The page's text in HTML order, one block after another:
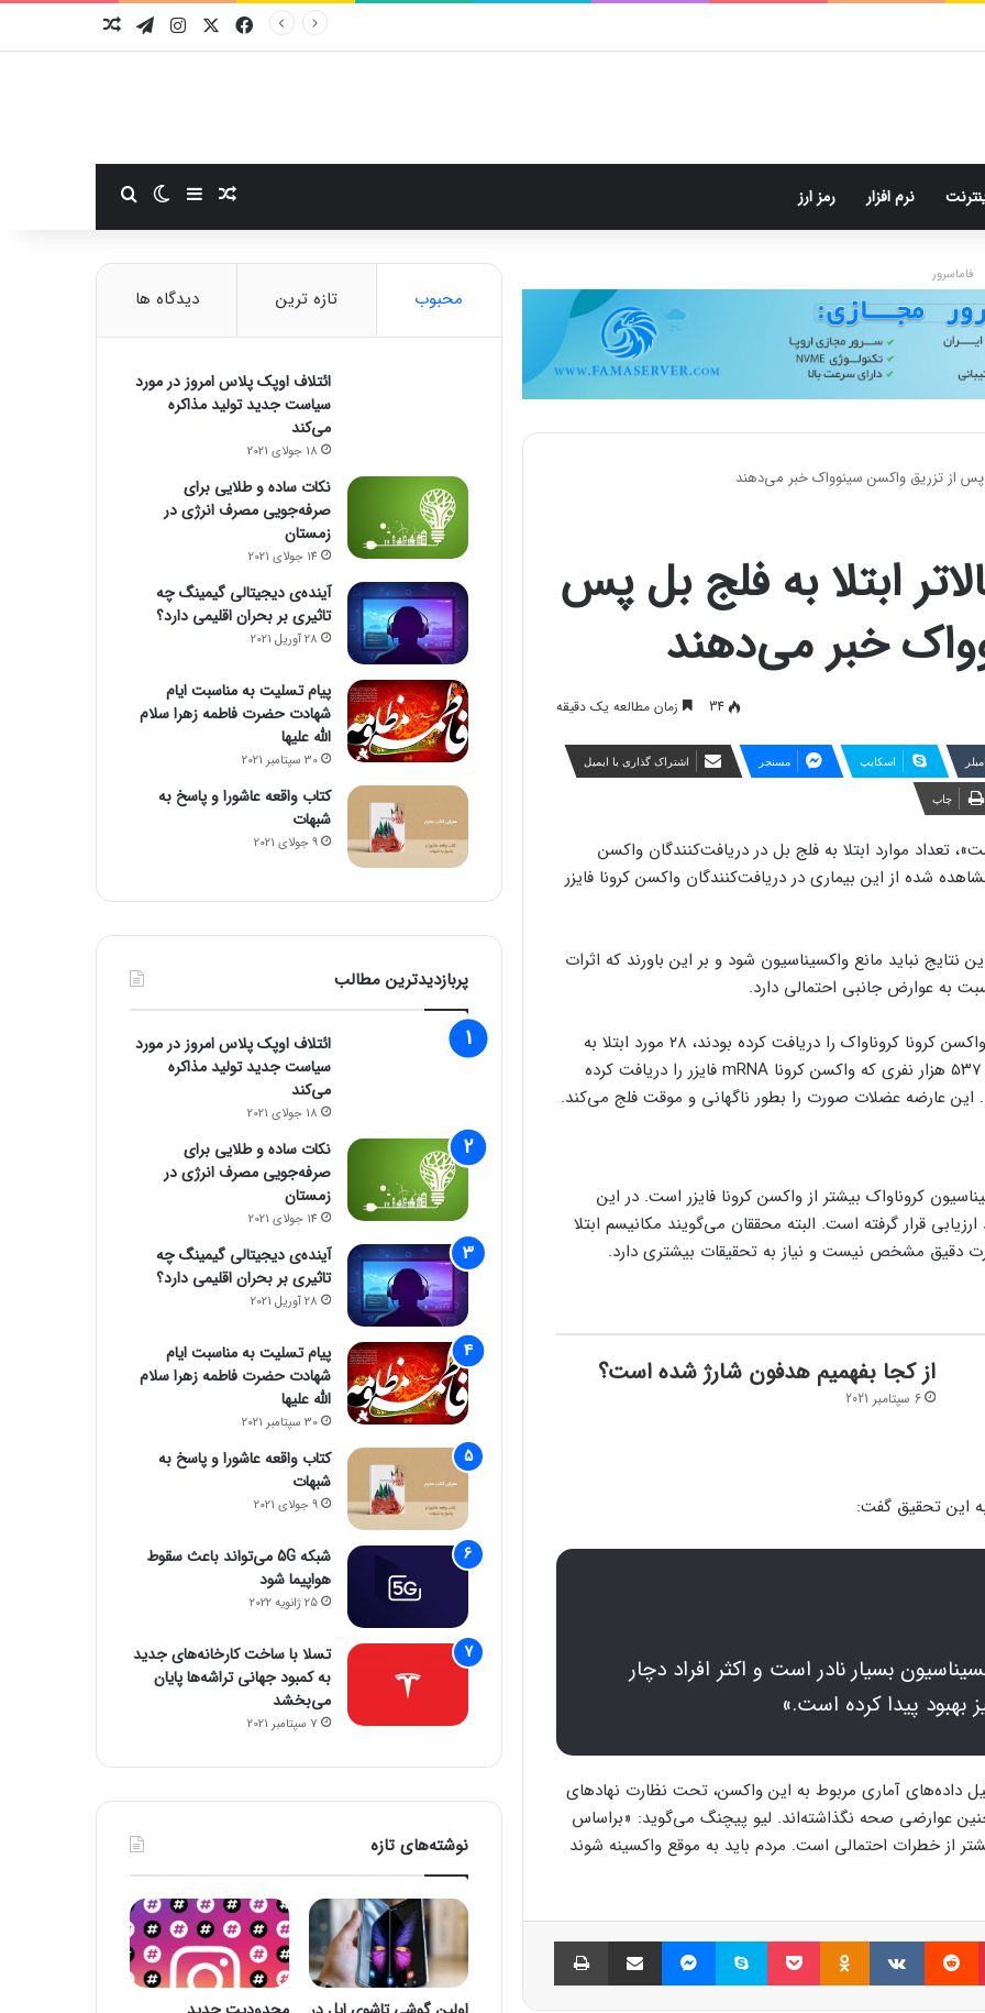
اکوسیستم جهانی بازی با ایکس‌باکس باز و مبتنی بر ویندوز فیسبوکایکس اینستاگرام
تلگرام
نرم افزار رمز ارز نوشته تصادفی
سایدبارتغییر پوسته
فاماسرور
پس از تزریق واکسن سینوواک خبر می‌دهند
ابتلا به فلج بل پس
خبر می‌دهند
34 زمان مطالعه یک دقیقه
اسکایپ مسنجر اشتراک گذاری با ایمیل
چاپ
تعداد موارد ابتلا به فلج بل در دریافت‌کنندگان واکسن
شده از این بیماری در دریافت‌کنندگان واکسن کرونا فایزر
نباید مانع واکسیناسیون شود و بر این باورند که اثرات
به عوارض جانبی احتمالی دارد.
در این مطالعه از بین تقریبا ۴۵۲ هزار نفری که دوز اول واکسن کرونا کروناواک را دریافت کرده بودند، ۲۸ مورد ابتلا به
فلج بل گزارش شده است. این در حالی است که از بین ۵۳۷ هزار نفری که واکسن کرونا mRNA فایزر را دریافت کرده
کروناواک بیشتر از واکسن کرونا فایزر است. در این
مورد ارزیابی قرار گرفته است. البته محققان می‌گویند مکانیسم ابتلا
دقیق مشخص نیست و نیاز به تحقیقات بیشتری دارد.
از کجا بفهمیم هدفون شارژ شده است؟
6 سپتامبر 2021
این تحقیق گفت:
بسیار نادر است و اکثر افراد دچار
بهبود پیدا کرده است.»
داده‌های آماری مربوط به این واکسن، تحت نظارت نهادهای
عوارضی صحه نگذاشته‌اند. لیو پیچنگ می‌گوید: «براساس
از خطرات احتمالی است. مردم باید به موقع واکسینه شوند
پینتریست Reddit
VKontakte
Odnoklassniki پاکت اسکایپ مسنجر اشتراک گذاری با ایمیل
محبوب تازه ترین دیدگاه ها
ائتلاف اوپک پلاس امروز در مورد
سیاست جدید تولید مذاکره
می‌کند
18 جولای 2021
نکات ساده و طلایی برای
صرفه‌جویی مصرف انرژی در
زمستان
14 جولای 2021
آینده‌ی دیجیتالی گیمینگ چه
تاثیری بر بحران اقلیمی دارد؟
28 آوریل 2021
پیام تسلیت به مناسبت ایام
شهادت حضرت فاطمه زهرا سلام
الله علیها
30 سپتامبر 2021
کتاب واقعه عاشورا و پاسخ به
شبهات
9 جولای 2021
پربازدیدترین مطالب
ائتلاف اوپک پلاس امروز در مورد
سیاست جدید تولید مذاکره
می‌کند
18 جولای 2021
نکات ساده و طلایی برای
صرفه‌جویی مصرف انرژی در
زمستان
14 جولای 2021
آینده‌ی دیجیتالی گیمینگ چه
تاثیری بر بحران اقلیمی دارد؟
28 آوریل 2021
پیام تسلیت به مناسبت ایام
شهادت حضرت فاطمه زهرا سلام
الله علیها
30 سپتامبر 2021
کتاب واقعه عاشورا و پاسخ به
شبهات
9 جولای 2021
شبکه 5G می‌تواند باعث سقوط
هواپیما شود
25 ژانویه 2022
تسلا با ساخت کارخانه‌های جدید
به کمبود جهانی تراشه‌ها پایان
می‌بخشد
7 سپتامبر 2021
نوشته‌های تازه